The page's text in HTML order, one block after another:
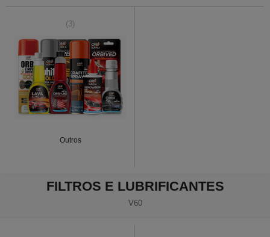
(3)
Outros
FILTROS E LUBRIFICANTES
V60